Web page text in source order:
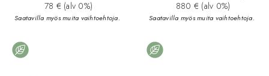
78 € (alv 0%)
Saatavilla myös muita vaihtoehtoja.
880 € (alv 0%)
Saatavilla myös muita vaihtoehtoja.